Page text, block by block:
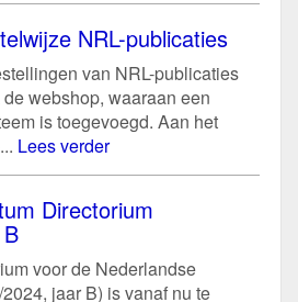
NRL-publicaties
van NRL-publicaties
webshop, waaraan een
is toegevoegd. Aan het
Lees verder
Directorium
voor de Nederlandse
jaar B) is vanaf nu te